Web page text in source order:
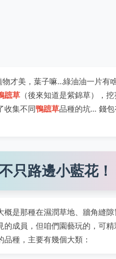
才美，葉子嘛...綠油油一片有
蹠草 （後來知道是紫錦草），
收集不同鴨蹠草品種的坑... 錢
只路邊小藍花！
概是那種在濕潤草地、牆角縫
的成員，但咱們園藝玩的，可
種，主要有幾個大類：